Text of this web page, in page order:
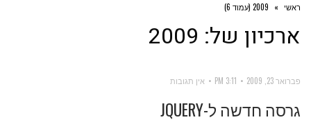
ראשי » 2009 (עמוד 6)
ארכיון של: 2009
פברואר 23, 2009 3:11 PM אין תגובות
גרסה חדשה ל-JQUERY